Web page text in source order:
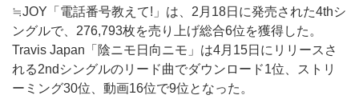
≒JOY「電話番号教えて!」は、2月18日に発売された4thシ
ングルで、276,793枚を売り上げ総合6位を獲得した。
Travis Japan「陰ニモ日向ニモ」は4月15日にリリースさ
れる2ndシングルのリード曲でダウンロード1位、ストリ
ーミング30位、動画16位で9位となった。